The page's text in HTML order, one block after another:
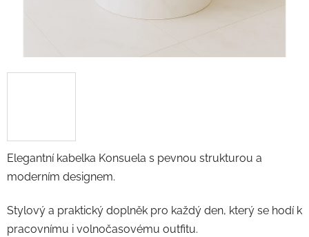
Elegantní kabelka Konsuela s pevnou strukturou a
moderním designem.
Stylový a praktický doplněk pro každý den, který se hodí k
pracovnímu i volnočasovému outfitu.